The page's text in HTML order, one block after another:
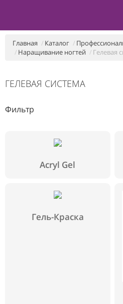
Главная Каталог
Наращивание ногтей
Гелевая
ГЕЛЕВАЯ СИСТЕМА
Фильтр
Acryl Gel
Гель-Краска